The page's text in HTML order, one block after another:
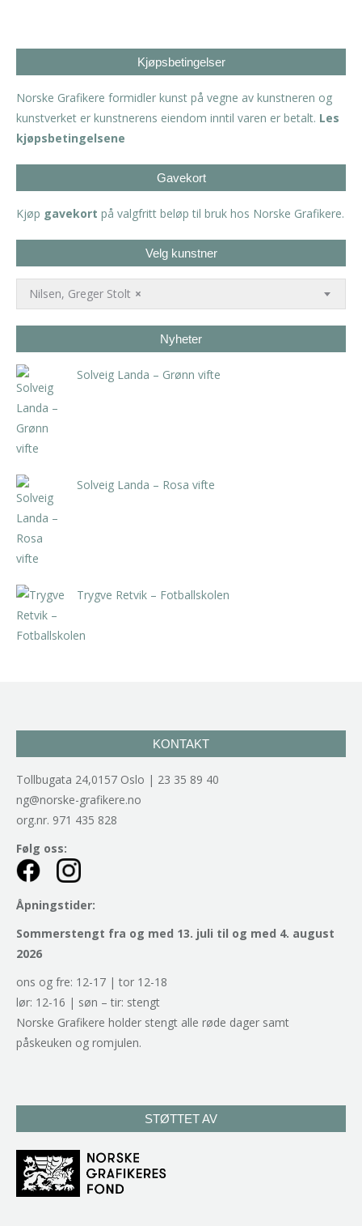
Kjøpsbetingelser
Norske Grafikere formidler kunst på vegne av kunstneren og
kunstverket er kunstnerens eiendom inntil varen er betalt. Les
kjøpsbetingelsene
Gavekort
Kjøp gavekort på valgfritt beløp til bruk hos Norske Grafikere.
Velg kunstner
×
Nilsen, Greger Stolt
Nyheter
Solveig Landa – Grønn vifte
Solveig Landa – Rosa vifte
Trygve Retvik – Fotballskolen
KONTAKT
Tollbugata 24,0157 Oslo | 23 35 89 40
ng@norske-grafikere.no
org.nr. 971 435 828
Følg oss:
Åpningstider:
Sommerstengt fra og med 13. juli til og med 4. august
2026
ons og fre: 12-17 | tor 12-18
lør: 12-16 | søn – tir: stengt
Norske Grafikere holder stengt alle røde dager samt
påskeuken og romjulen.
STØTTET AV